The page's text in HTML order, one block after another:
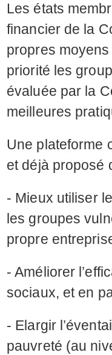
Les états
financier de la
propres
priorité les
évaluée par la
meilleures
Une plateforme
et déjà proposé
- Mieux utiliser
les groupes
propre
- Améliorer
sociaux, et en
- Elargir
pauvreté (au